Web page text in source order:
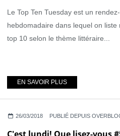
Le Top Ten Tuesday est un
hebdomadaire dans lequel on liste
top 10 selon le thème littéraire...
EN SAVOIR PLUS
26/03/2018 PUBLIÉ DEPUIS